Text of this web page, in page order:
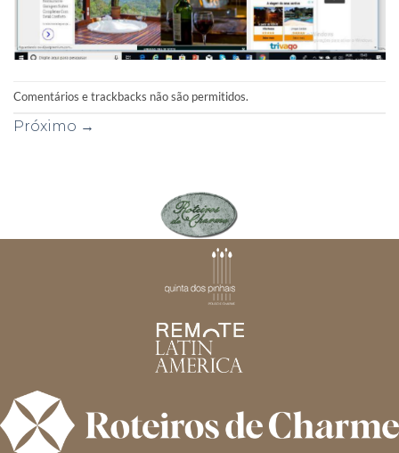
Comentários e trackbacks não são permitidos.
Próximo →